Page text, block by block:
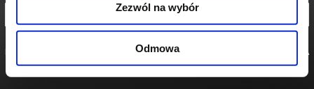
Zezwól na wybór
Odmowa
POLITYKA
POLITYKA